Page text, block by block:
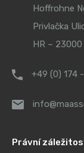
Hoffrohne
Privlačka
HR –
+49 (0) 174
Právní